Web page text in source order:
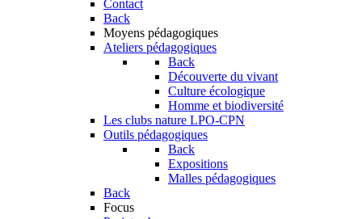
Contact
Back
Moyens pédagogiques
Ateliers pédagogiques
Back
Découverte du vivant
Culture écologique
Homme et biodiversité
Les clubs nature LPO-CPN
Outils pédagogiques
Back
Expositions
Malles pédagogiques
Back
Focus